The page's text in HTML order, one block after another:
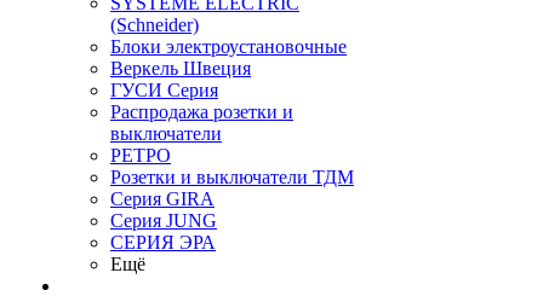
(Schneider)
Блоки электроустановочные
Веркель Швеция
ГУСИ Серия
Распродажа розетки и
выключатели
РЕТРО
Розетки и выключатели ТДМ
Серия GIRA
Серия JUNG
СЕРИЯ ЭРА
Ещё